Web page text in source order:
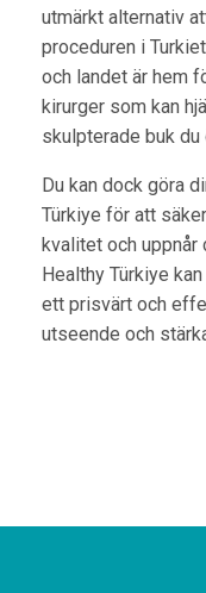
utmärkt alternativ
proceduren i
och landet är hem
kirurger som kan
skulpterade buk du
Du kan dock göra
Türkiye för att
kvalitet och uppnår
Healthy Türkiye
ett prisvärt och
utseende och